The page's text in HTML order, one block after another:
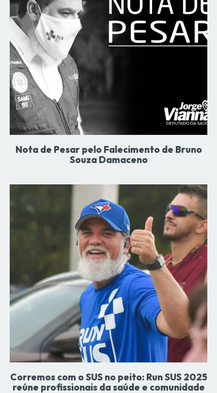
Nota de Pesar pelo Falecimento de Bruno
Souza Damaceno
Corremos com o SUS no peito: Run SUS 2025
reúne profissionais da saúde e comunidade